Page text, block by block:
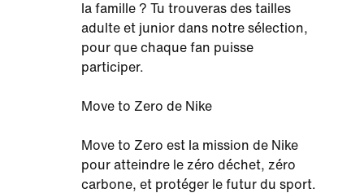
la famille ? Tu trouveras des tailles
adulte et junior dans notre sélection,
pour que chaque fan puisse
participer.
Move to Zero de Nike
Move to Zero est la mission de Nike
pour atteindre le zéro déchet, zéro
carbone, et protéger le futur du sport.